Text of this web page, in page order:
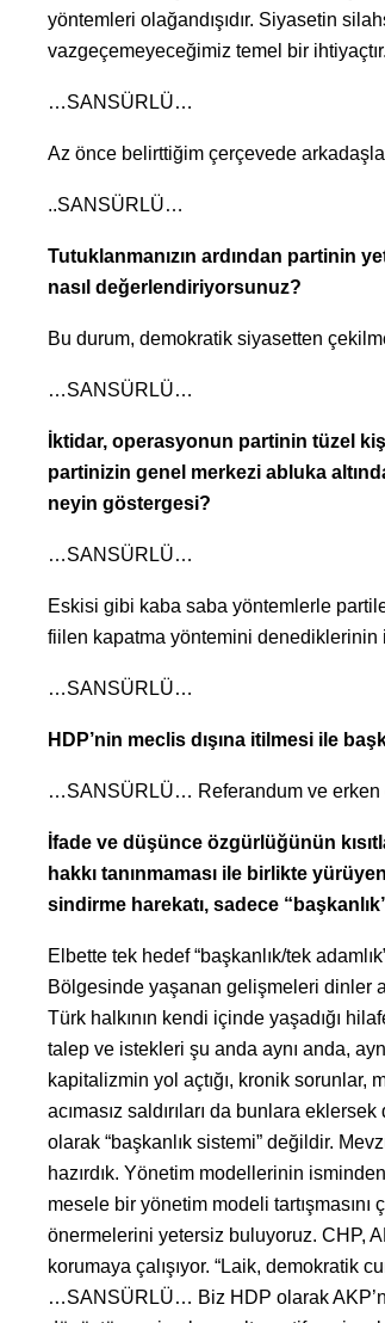
yöntemleri olağandışıdır. Siyasetin
vazgeçemeyeceğimiz temel bir ihtiyaçtır.
…SANSÜRLÜ…
Az önce belirttiğim çerçevede
..SANSÜRLÜ…
Tutuklanmanızın ardından partinin
nasıl değerlendiriyorsunuz?
Bu durum, demokratik siyasetten
…SANSÜRLÜ…
İktidar, operasyonun partinin tüzel
partinizin genel merkezi abluka
neyin göstergesi?
…SANSÜRLÜ…
Eskisi gibi kaba saba yöntemlerle
fiilen kapatma yöntemini denediklerinin
…SANSÜRLÜ…
HDP’nin meclis dışına itilmesi ile
…SANSÜRLÜ… Referandum ve erken
İfade ve düşünce özgürlüğünün
hakkı tanınmaması ile birlikte
sindirme harekatı, sadece
Elbette tek hedef “başkanlık/tek
Bölgesinde yaşanan gelişmeleri dinler
Türk halkının kendi içinde yaşadığı
talep ve istekleri şu anda aynı anda,
kapitalizmin yol açtığı, kronik sorunlar,
acımasız saldırıları da bunlara
olarak “başkanlık sistemi” değildir.
hazırdık. Yönetim modellerinin
mesele bir yönetim modeli
önermelerini yetersiz buluyoruz. CHP,
korumaya çalışıyor. “Laik, demokratik
…SANSÜRLÜ… Biz HDP olarak